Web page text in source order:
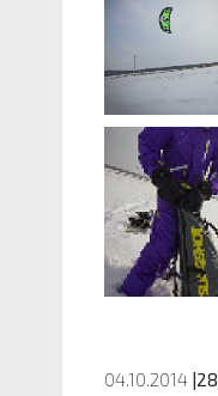
04.10.2014